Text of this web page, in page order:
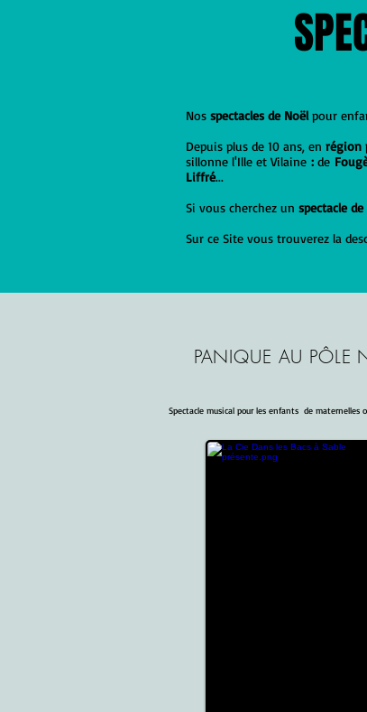
Nos spectacles de Noël pour
Depuis plus de 10 ans, en région
sillonne l'Ille et Vilaine : de
Liffré...
Si vous cherchez un spectacle
Sur ce Site vous trouverez la
PANIQUE AU PÔLE
Spectacle musical pour les enfants de maternelles